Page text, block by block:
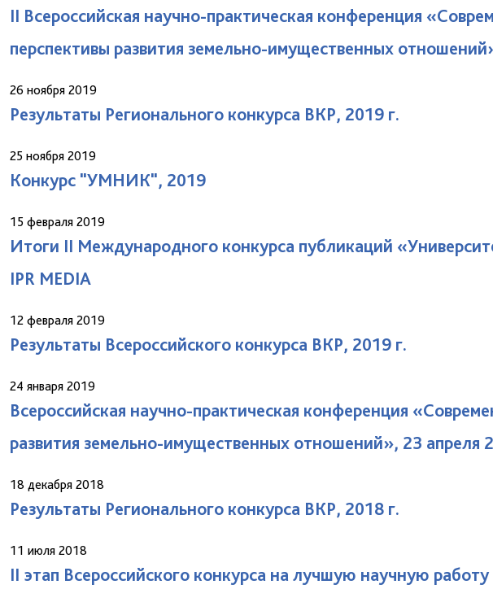
II Всероссийская научно-практическая конференция
перспективы развития земельно-имущественных
26 ноября 2019
Результаты Регионального конкурса ВКР, 2019 г.
25 ноября 2019
Конкурс "УМНИК", 2019
15 февраля 2019
Итоги II Международного конкурса публикаций
IPR MEDIA
12 февраля 2019
Результаты Всероссийского конкурса ВКР, 2019 г.
24 января 2019
Всероссийская научно-практическая конференция
развития земельно-имущественных отношений», 23 апреля
18 декабря 2018
Результаты Регионального конкурса ВКР, 2018 г.
11 июля 2018
II этап Всероссийского конкурса на лучшую научную